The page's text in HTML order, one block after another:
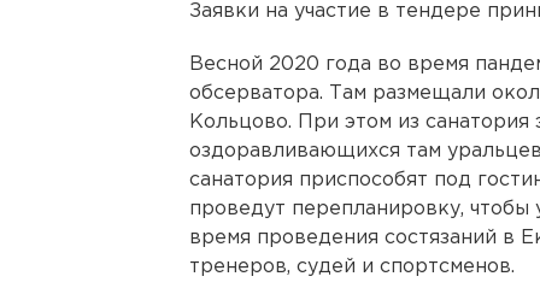
Заявки на участие в тендере
Весной 2020 года во время
обсерватора. Там размещали
Кольцово. При этом из санатория
оздоравливающихся там
санатория приспособят под
проведут перепланировку,
время проведения состязаний в
тренеров, судей и спортсменов.